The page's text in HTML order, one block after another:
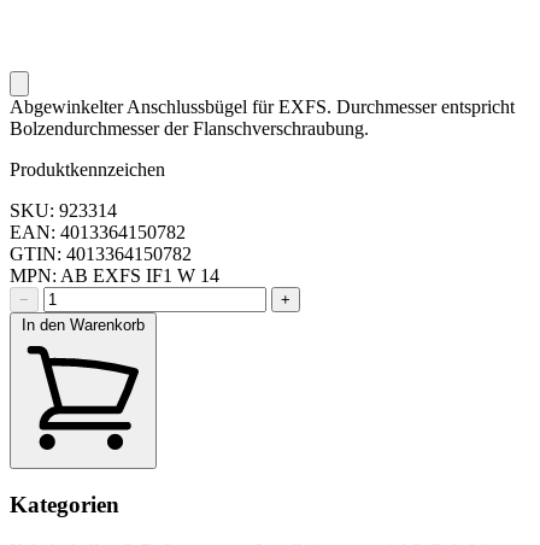
Abgewinkelter Anschlussbügel für EXFS. Durchmesser entspricht
Bolzendurchmesser der Flanschverschraubung.
Produktkennzeichen
SKU: 923314
EAN: 4013364150782
GTIN: 4013364150782
MPN: AB EXFS IF1 W 14
−
+
In den Warenkorb
Kategorien